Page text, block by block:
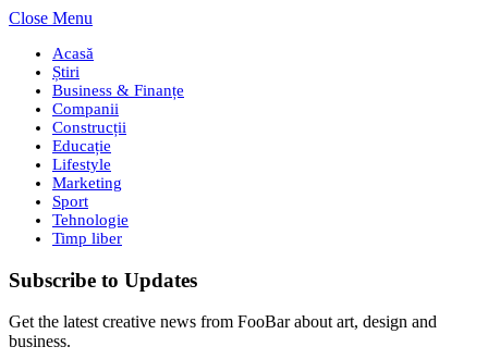
Close Menu
Acasă
Știri
Business & Finanțe
Companii
Construcții
Educație
Lifestyle
Marketing
Sport
Tehnologie
Timp liber
Subscribe to Updates
Get the latest creative news from FooBar about art, design and
business.